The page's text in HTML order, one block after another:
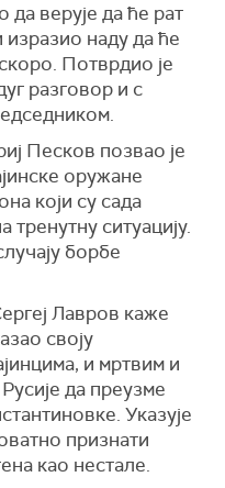
да верује да ће рат
изразио наду да ће
Потврдио је
разговор и с
Песков позвао је
оружане
који су сада
тренутну ситуацију.
борбе
Лавров каже
своју
и мртвим и
да преузме
Указује
признати
као нестале.